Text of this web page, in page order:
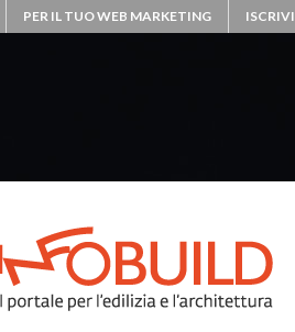
PER IL TUO WEB MARKETING